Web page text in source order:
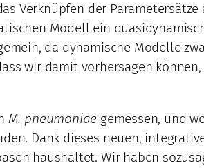
Verknüpfen der
Modell ein
da dynamische Modelle
wir damit vorhersagen
M. pneumoniae gemessen, und
Dank dieses neuen,
haushaltet. Wir haben